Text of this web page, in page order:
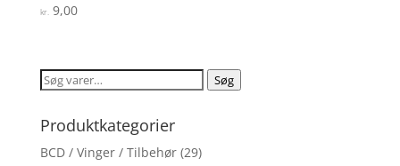
Vurderet
4
kr. 9,00
Søg
Søg
Produktkategorier
BCD / Vinger / Tilbehør (29)